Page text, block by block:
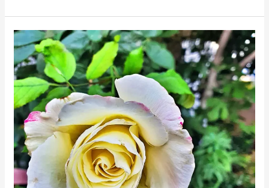
מלקטת
ניסים